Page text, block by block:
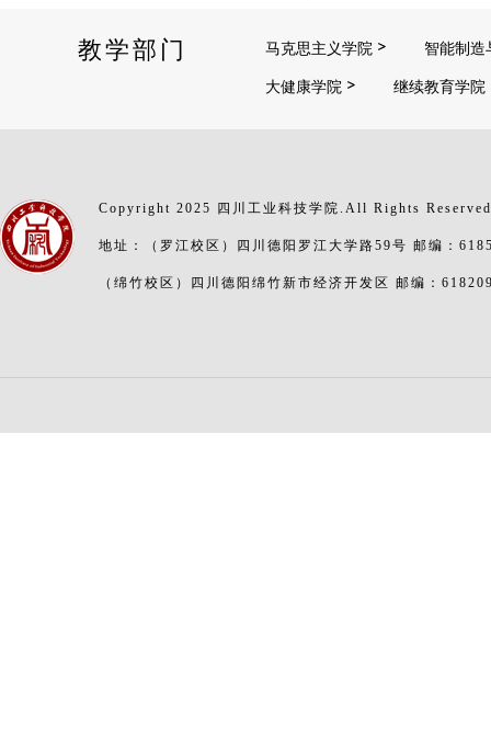
教学部门 马克思主义学院
智能制造
大健康学院
继续教育学院
Copyright 2025 四川工业科技学院.All Rights
地址：（罗江校区）四川德阳罗江大学路59号 邮编：
（绵竹校区）四川德阳绵竹新市经济开发区 邮编：